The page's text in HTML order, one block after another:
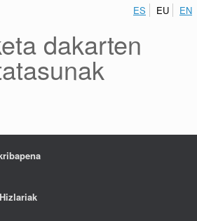
dakarten
Hizlariak
ES EU EN